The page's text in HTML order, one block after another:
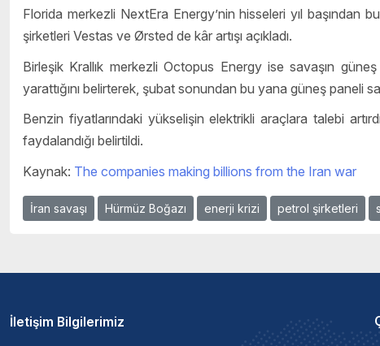
Florida merkezli NextEra Energy’nin hisseleri yıl başından
şirketleri Vestas ve Ørsted de kâr artışı açıkladı.
Birleşik Krallık merkezli Octopus Energy ise savaşın güneş
yarattığını belirterek, şubat sonundan bu yana güneş paneli
Benzin fiyatlarındaki yükselişin elektrikli araçlara talebi
faydalandığı belirtildi.
Kaynak: The companies making billions from the Iran war
İran savaşı Hürmüz Boğazı enerji krizi petrol şirketleri
İletişim Bilgilerimiz